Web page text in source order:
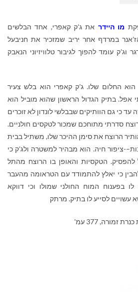
מו היידר את ג'ק קאפרי, אחד הבלשים
במרדף אחר יריב שמזכיר את חניבעל
וג'ק עומד להפוך לגיבור טלוויזיוני הנאבק
הוא החלום שלו. ג'ק קאפרי הוא בלש צעיר
בתיק הגדול הראשון שהוא מוביל הוא
כי גם הוותיקים שבבלשי לונדון לא זוכרים
סדרתי מתוחכם שמכור לטקסים חולניים.
הרוצח את סימן ההיכר שלו, משתיל בבית
ציפור חיה. הוא מבהיר למשטרה ולג'ק כי
להפסיק. הטקסיות והאופן בו הרוצח מהתל
כי יאלץ להתמודד עם הטראומה מהעבר
בפענוח המוח החולני שמולו וכי דווקא
עשויים לסייע לו בתיק. מרתק
זמורה, 377 עמ'